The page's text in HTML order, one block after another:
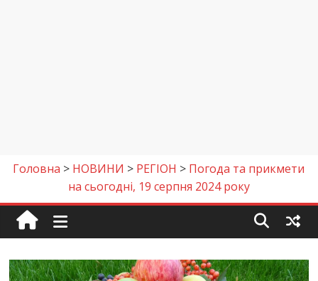
Головна > НОВИНИ > РЕГІОН > Погода та прикмети
на сьогодні, 19 серпня 2024 року